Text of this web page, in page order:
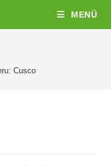
MENÜ
Cusco